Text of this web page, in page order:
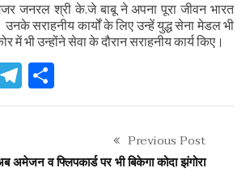
जनरल श्री के.जे बाबू ने अपना पूरा जीवन भारत
उनके सराहनीय कार्यों के लिए उन्हें युद्ध सेना मेडल भी
में भी उन्होंने सेवा के दौरान सराहनीय कार्य किए।
Telegram
Previous Post
अमेजन व फ्लिपकार्ड पर भी बिकेगा कोदा झंगोरा